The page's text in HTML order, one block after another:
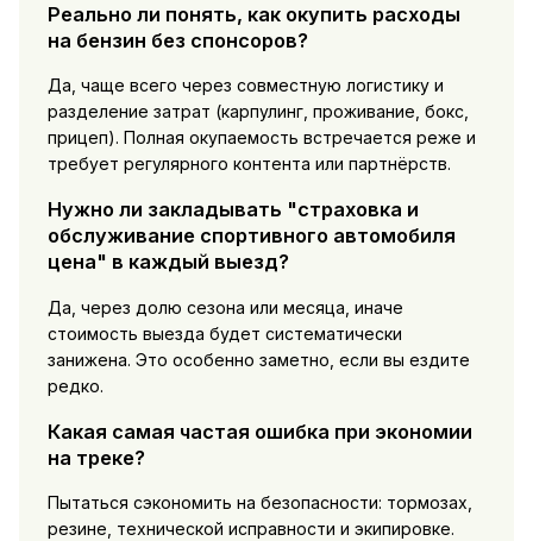
Реально ли понять, как окупить расходы
на бензин без спонсоров?
Да, чаще всего через совместную логистику и
разделение затрат (карпулинг, проживание, бокс,
прицеп). Полная окупаемость встречается реже и
требует регулярного контента или партнёрств.
Нужно ли закладывать "страховка и
обслуживание спортивного автомобиля
цена" в каждый выезд?
Да, через долю сезона или месяца, иначе
стоимость выезда будет систематически
занижена. Это особенно заметно, если вы ездите
редко.
Какая самая частая ошибка при экономии
на треке?
Пытаться сэкономить на безопасности: тормозах,
резине, технической исправности и экипировке.